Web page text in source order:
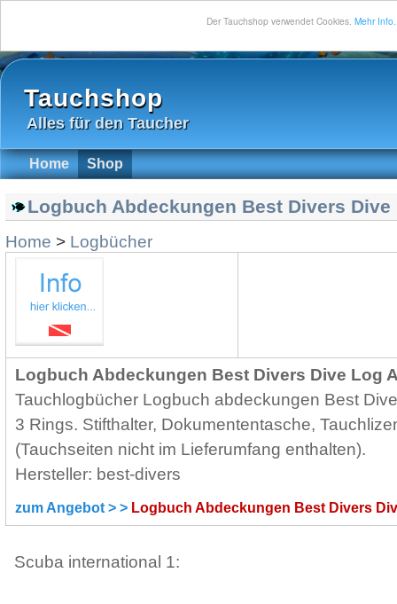
Der Tauchshop verwendet Cookies. Mehr
Tauchshop
Alles für den Taucher
Home Shop
Logbuch Abdeckungen Best Divers
Home > Logbücher
Logbuch Abdeckungen Best Divers Dive Log
Tauchlogbücher Logbuch abdeckungen Best
3 Rings. Stifthalter, Dokumententasche,
(Tauchseiten nicht im Lieferumfang enthalten).
Hersteller: best-divers
zum Angebot > > Logbuch Abdeckungen Best Divers
Scuba international 1: